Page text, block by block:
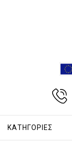
ΚΑΤΗΓΟΡΊΕΣ